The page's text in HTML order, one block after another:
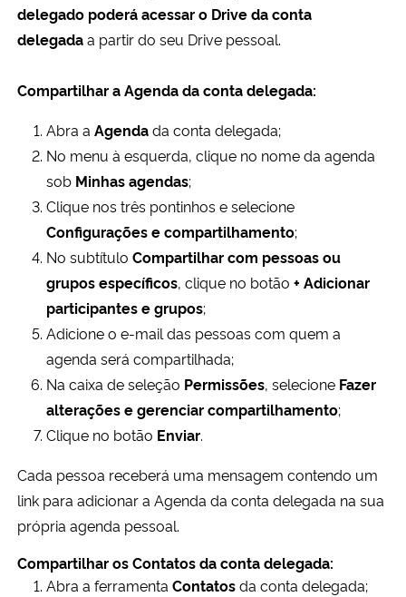
delegado poderá acessar o Drive da conta
delegadaa partir do seu Drive pessoal.
Compartilhar a Agenda da conta delegada:
Abra a Agendada conta delegada;
No menu à esquerda, clique no nome da agenda
sob Minhas agendas;
Clique nos três pontinhos e selecione
Configurações e compartilhamento;
No subtítulo Compartilhar com pessoas ou
grupos específicos, clique no botão + Adicionar
participantes e grupos;
Adicione o e-mail das pessoas com quem a
agenda será compartilhada;
Na caixa de seleção Permissões, selecione Fazer
alterações egerenciar compartilhamento;
Clique no botão Enviar.
Cada pessoa receberá uma mensagem contendo um
link para adicionar a Agenda da conta delegada na sua
própria agenda pessoal.
Compartilhar osContatosda conta delegada:
Abra a ferramenta Contatosda conta delegada;